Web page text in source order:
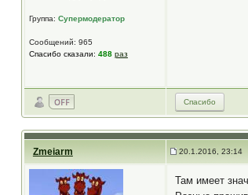
Группа: Супермодератор
Сообщений: 965
Спасибо сказали: 488 раз
Спасибо
Zmeiarm 20.1.2016, 23:14
Там имеет